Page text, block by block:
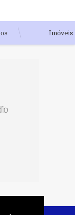
Imóveis